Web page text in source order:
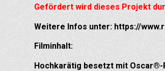
Gefördert wird dieses Projekt
Weitere Infos unter: https://
Filminhalt:
Hochkarätig besetzt mit